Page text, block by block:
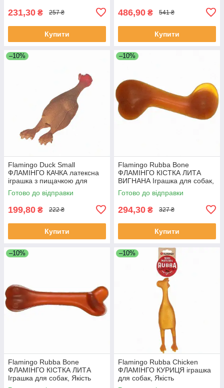
231,30 ₴ 257 ₴
Купити
486,90 ₴ 541 ₴
Купити
–10%
Flamingo Duck Small
ФЛАМІНГО КАЧКА латексна
іграшка з пищачкою для
собак, Якість
Готово до відправки
199,80 ₴ 222 ₴
Купити
–10%
Flamingo Rubba Bone
ФЛАМІНГО КІСТКА ЛИТА
ВИГНАНА Іграшка для собак,
Якість
Готово до відправки
294,30 ₴ 327 ₴
Купити
–10%
Flamingo Rubba Bone
ФЛАМІНГО КІСТКА ЛИТА
Іграшка для собак, Якість
–10%
Flamingo Rubba Chicken
ФЛАМІНГО КУРИЦЯ іграшка
для собак, Якість